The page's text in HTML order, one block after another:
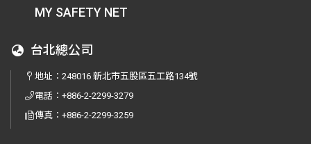
MY SAFETY NET
台北總公司
地址：248016 新北市五股區五工路134號
電話：+886-2-2299-3279
傳真：+886-2-2299-3259